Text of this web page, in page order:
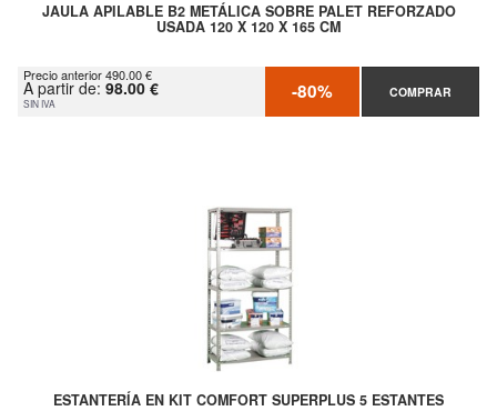
JAULA APILABLE B2 METÁLICA SOBRE PALET REFORZADO
USADA 120 X 120 X 165 CM
Precio anterior 490.00 €
A partir de: 98.00 €
SIN IVA -80% COMPRAR
ESTANTERÍA EN KIT COMFORT SUPERPLUS 5 ESTANTES